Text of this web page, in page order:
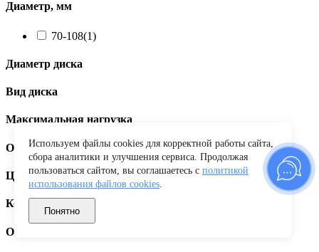
Диаметр, мм
70-108(1)
Диаметр диска
Вид диска
Максимальная нагрузка
Объем бокса
Цвет
Количество шлицов
Открытие бокса
Используем файлы cookies для корректной работы сайта,
сбора аналитики и улучшения сервиса. Продолжая
пользоваться сайтом, вы соглашаетесь с политикой
использования файлов cookies.
Понятно